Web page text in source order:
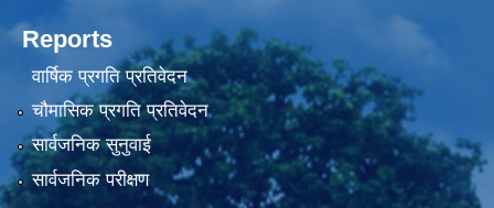
Reports
वार्षिक प्रगति प्रतिवेदन
चौमासिक प्रगति प्रतिवेदन
सार्वजनिक सुनुवाई
सार्वजनिक परीक्षण